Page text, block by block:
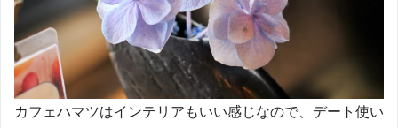
カフェハマツはインテリアもいい感じなので、デート使い